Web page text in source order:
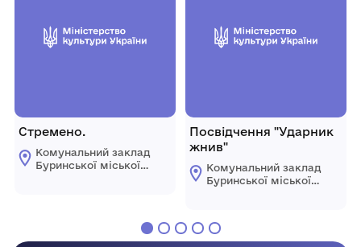
Стремено.
Комунальний заклад
Буринської міської
Посвідчення "Ударник
жнив"
Комунальний заклад
Буринської міської